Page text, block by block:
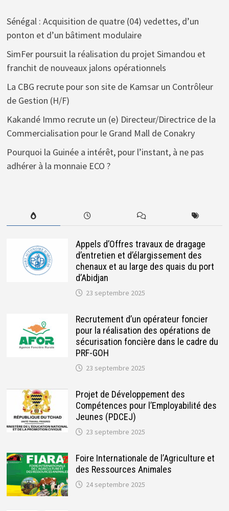
Sénégal : Acquisition de quatre (04) vedettes, d’un
ponton et d’un bâtiment modulaire
SimFer poursuit la réalisation du projet Simandou et
franchit de nouveaux jalons opérationnels
La CBG recrute pour son site de Kamsar un Contrôleur
de Gestion (H/F)
Kakandé Immo recrute un (e) Directeur/Directrice de la
Commercialisation pour le Grand Mall de Conakry
Pourquoi la Guinée a intérêt, pour l’instant, à ne pas
adhérer à la monnaie ECO ?
Appels d’Offres travaux de dragage
d’entretien et d’élargissement des
chenaux et au large des quais du port
d’Abidjan
23 septembre 2025
Recrutement d’un opérateur foncier
pour la réalisation des opérations de
sécurisation foncière dans le cadre du
PRF-GOH
23 septembre 2025
Projet de Développement des
Compétences pour l’Employabilité des
Jeunes (PDCEJ)
23 septembre 2025
Foire Internationale de l’Agriculture et
des Ressources Animales
24 septembre 2025